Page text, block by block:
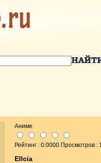
Аниме
Рейтинг : 0.0000 Просмотров :
Ellcia